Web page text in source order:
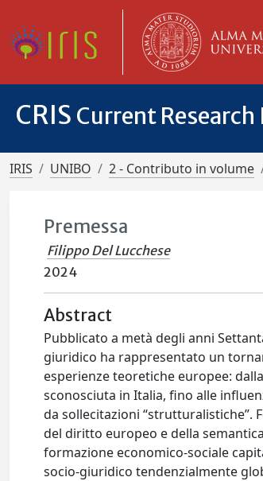
CRIS Current
IRIS UNIBO 2 - Contributo in volume
Premessa
Filippo Del Lucchese
2024
Abstract
Pubblicato a metà degli anni
giuridico ha rappresentato un
esperienze teoretiche europee:
sconosciuta in Italia, fino alle
da sollecitazioni “strutturalistiche”.
del diritto europeo e della
formazione economico-sociale
socio-giuridico tendenzialmente